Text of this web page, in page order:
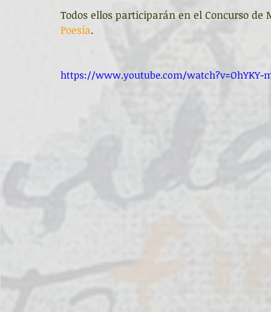
Todos ellos participarán en el Concurso
Poesía.
https://www.youtube.com/watch?v=OhYKY-